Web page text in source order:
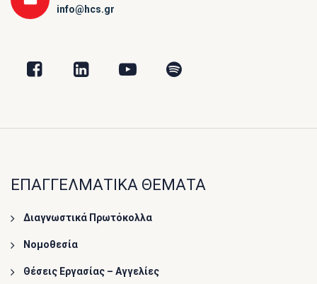
info@hcs.gr
ΕΠΑΓΓΕΛΜΑΤΙΚΑ ΘΕΜΑΤΑ
Διαγνωστικά Πρωτόκολλα
Νομοθεσία
Θέσεις Εργασίας – Αγγελίες